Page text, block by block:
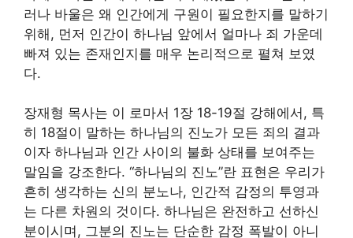
러나 바울은 왜 인간에게 구원이 필요한지를 말하기
위해, 먼저 인간이 하나님 앞에서 얼마나 죄 가운데
빠져 있는 존재인지를 매우 논리적으로 펼쳐 보였
다.
장재형 목사는 이 로마서 1장 18-19절 강해에서, 특
히 18절이 말하는 하나님의 진노가 모든 죄의 결과
이자 하나님과 인간 사이의 불화 상태를 보여주는
말임을 강조한다. “하나님의 진노”란 표현은 우리가
흔히 생각하는 신의 분노나, 인간적 감정의 투영과
는 다른 차원의 것이다. 하나님은 완전하고 선하신
분이시며, 그분의 진노는 단순한 감정 폭발이 아니